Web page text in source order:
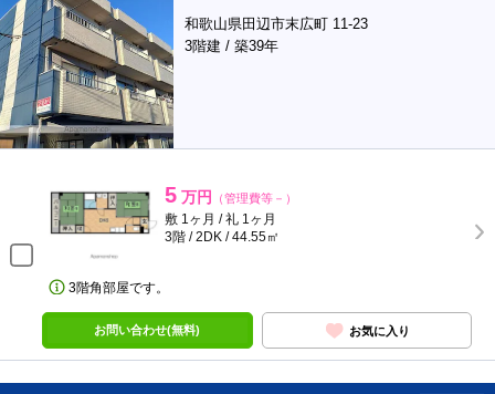
和歌山県田辺市末広町 11-23
3階建 / 築39年
5 万円 （管理費等－）
敷 1ヶ月 / 礼 1ヶ月
3階 / 2DK / 44.55㎡
3階角部屋です。
お問い合わせ(無料) お気に入り